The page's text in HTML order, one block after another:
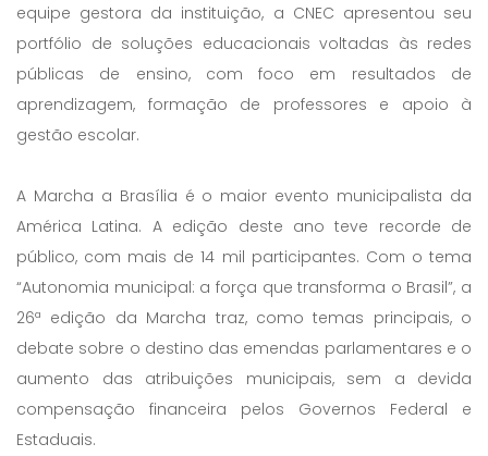
equipe gestora da instituição, a CNEC apresentou seu
portfólio de soluções educacionais voltadas às redes
públicas de ensino, com foco em resultados de
aprendizagem, formação de professores e apoio à
gestão escolar.
A Marcha a Brasília é o maior evento municipalista da
América Latina. A edição deste ano teve recorde de
público, com mais de 14 mil participantes. Com o tema
“Autonomia municipal: a força que transforma o Brasil”, a
26ª edição da Marcha traz, como temas principais, o
debate sobre o destino das emendas parlamentares e o
aumento das atribuições municipais, sem a devida
compensação financeira pelos Governos Federal e
Estaduais.